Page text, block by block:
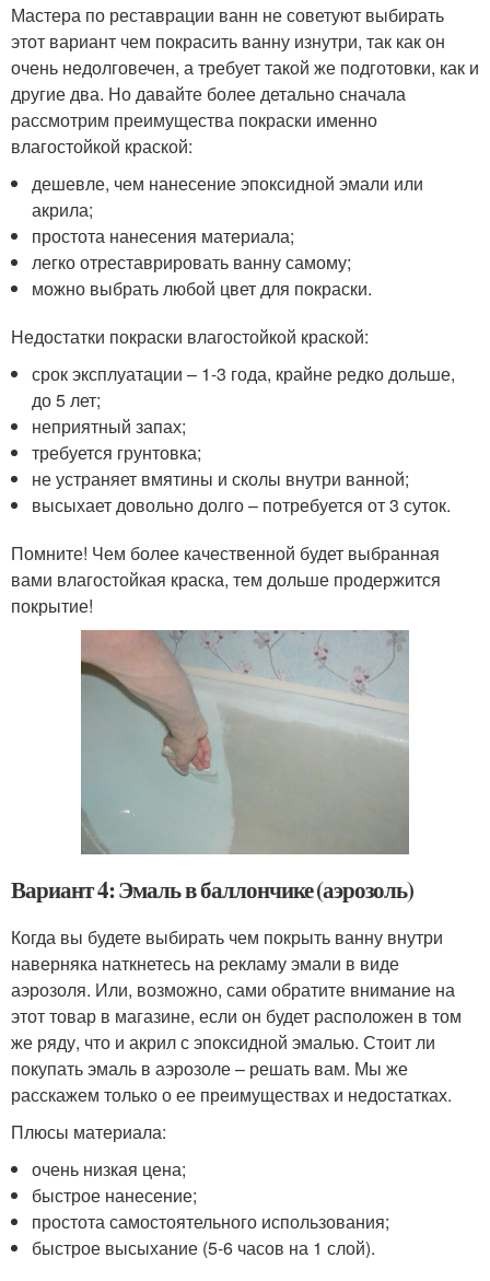
Мастера по реставрации ванн не советуют выбирать
этот вариант чем покрасить ванну изнутри, так как он
очень недолговечен, а требует такой же подготовки, как и
другие два. Но давайте более детально сначала
рассмотрим преимущества покраски именно
влагостойкой краской:
дешевле, чем нанесение эпоксидной эмали или
акрила;
простота нанесения материала;
легко отреставрировать ванну самому;
можно выбрать любой цвет для покраски.
Недостатки покраски влагостойкой краской:
срок эксплуатации – 1-3 года, крайне редко дольше,
до 5 лет;
неприятный запах;
требуется грунтовка;
не устраняет вмятины и сколы внутри ванной;
высыхает довольно долго – потребуется от 3 суток.
Помните! Чем более качественной будет выбранная
вами влагостойкая краска, тем дольше продержится
покрытие!
Вариант 4: Эмаль в баллончике (аэрозоль)
Когда вы будете выбирать чем покрыть ванну внутри
наверняка наткнетесь на рекламу эмали в виде
аэрозоля. Или, возможно, сами обратите внимание на
этот товар в магазине, если он будет расположен в том
же ряду, что и акрил с эпоксидной эмалью. Стоит ли
покупать эмаль в аэрозоле – решать вам. Мы же
расскажем только о ее преимуществах и недостатках.
Плюсы материала:
очень низкая цена;
быстрое нанесение;
простота самостоятельного использования;
быстрое высыхание (5-6 часов на 1 слой).